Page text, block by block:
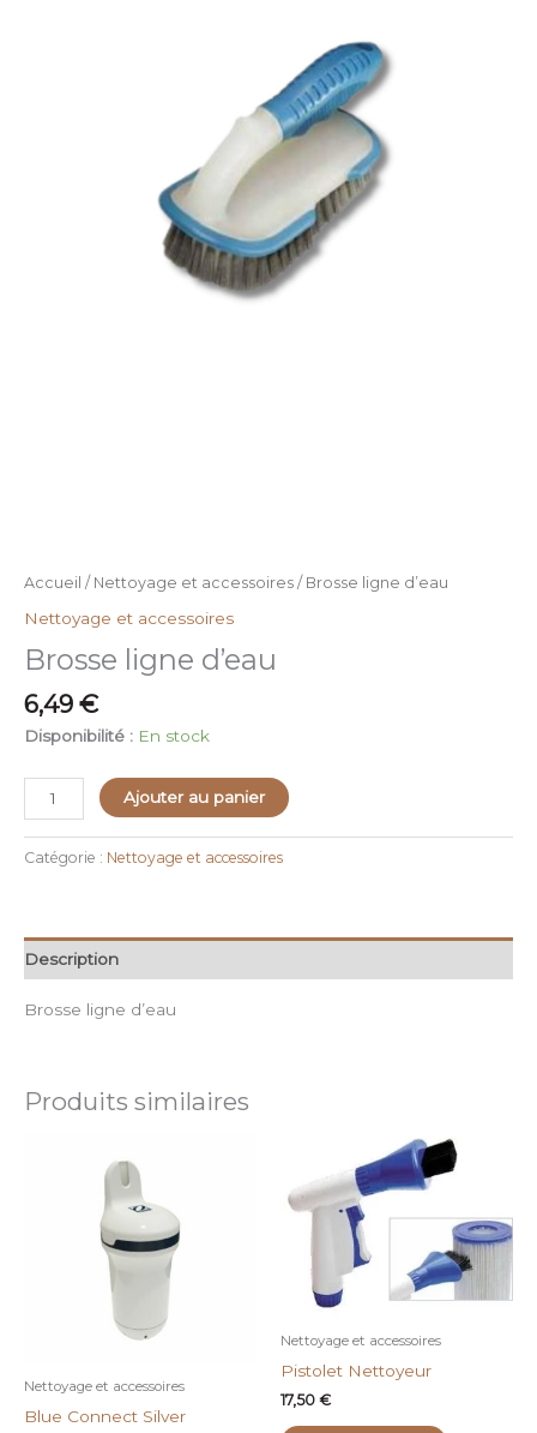
Accueil / Nettoyage et accessoires / Brosse ligne d’eau
Nettoyage et accessoires
Brosse ligne d’eau
6,49 €
Disponibilité : En stock
Ajouter au panier
Catégorie : Nettoyage et accessoires
Description
Brosse ligne d’eau
Produits similaires
Nettoyage et accessoires
Blue Connect Silver
Nettoyage et accessoires
Pistolet Nettoyeur
17,50 €